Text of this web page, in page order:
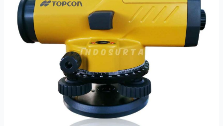
B4A
Surabaya,
Sidoarjo